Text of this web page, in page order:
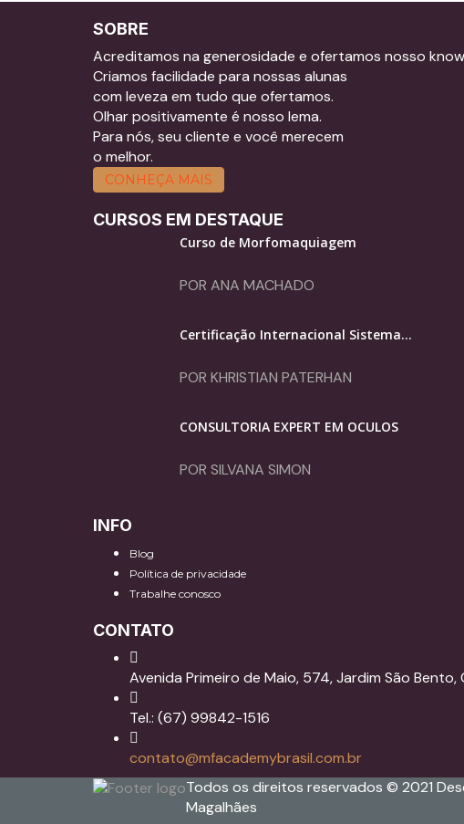
SOBRE
Acreditamos na generosidade e ofertamos nosso
Criamos facilidade para nossas alunas
com leveza em tudo que ofertamos.
Olhar positivamente é nosso lema.
Para nós, seu cliente e você merecem
o melhor.
CONHEÇA MAIS
CURSOS EM DESTAQUE
Curso de Morfomaquiagem
POR ANA MACHADO
Certificação Internacional Sistema...
POR KHRISTIAN PATERHAN
CONSULTORIA EXPERT EM ÓCULOS
POR SILVANA SIMON
INFO
Blog
Política de privacidade
Trabalhe conosco
CONTATO
Avenida Primeiro de Maio, 574, Jardim São Bento,
Tel.: (67) 99842-1516
contato@mfacademybrasil.com.br
Todos os direitos reservados © 2021
Magalhães